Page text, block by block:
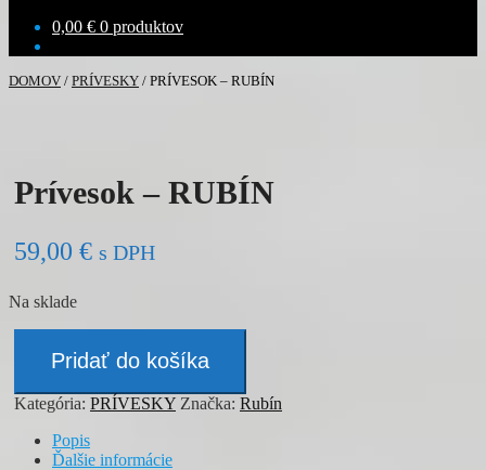
0,00 € 0 produktov
DOMOV / PRÍVESKY / PRÍVESOK – RUBÍN
Prívesok – RUBÍN
59,00 € s DPH
Na sklade
Prívesok
RUBÍN
Pridať do košíka
Kategória: PRÍVESKY Značka: Rubín
Popis
Ďalšie informácie